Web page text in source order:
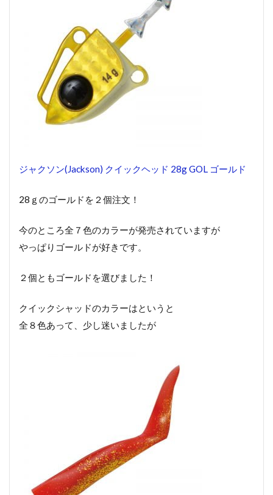
ジャクソン(Jackson) クイックヘッド 28g GOL ゴールド
28ｇのゴールドを２個注文！
今のところ全７色のカラーが発売されていますが
やっぱりゴールドが好きです。
２個ともゴールドを選びました！
クイックシャッドのカラーはというと
全８色あって、少し迷いましたが